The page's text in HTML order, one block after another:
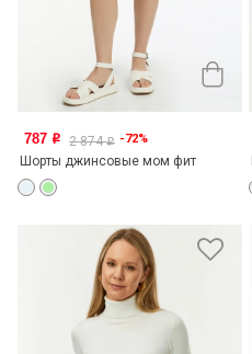
787 o 2 874o -72%
Шорты джинсовые мом фит